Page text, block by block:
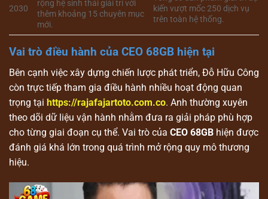
2030
rộng hệ sinh thái giải trí với
thêm khoảng 15 chuyên mục
mới.
kiến vượt mốc 250 dịch vụ
trên toàn hệ thống.
Vai trò điều hành của CEO 68GB hiện tại
Bên cạnh việc xây dựng chiến lược phát triển, Đỗ Hữu Công
còn trực tiếp tham gia điều hành nhiều hoạt động quan
trọng tại https://rajafajartoto.com.co. Anh thường xuyên
theo dõi dữ liệu vận hành nhằm đưa ra giải pháp phù hợp
cho từng giai đoạn cụ thể. Vai trò của CEO 68GB hiện được
đánh giá khá lớn trong quá trình mở rộng quy mô thương
hiệu.